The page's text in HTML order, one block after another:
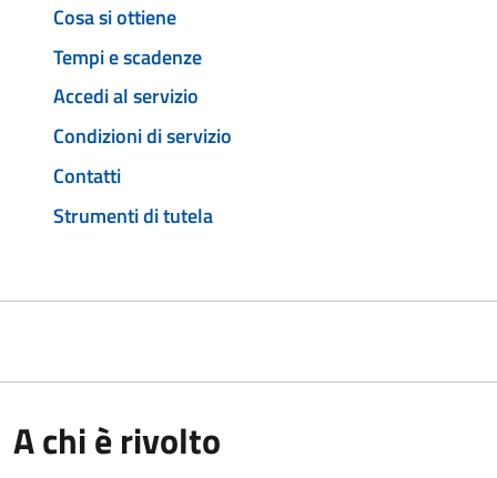
Cosa si ottiene
Tempi e scadenze
Accedi al servizio
Condizioni di servizio
Contatti
Strumenti di tutela
A chi è rivolto